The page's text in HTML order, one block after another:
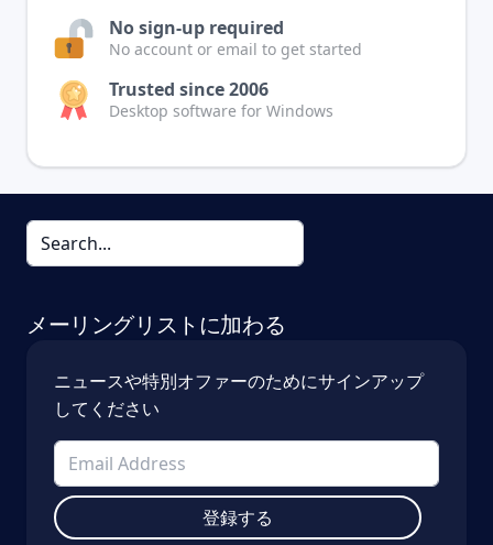
No sign-up required
No account or email to get started
Trusted since 2006
Desktop software for Windows
メーリングリストに加わる
ニュースや特別オファーのためにサインアップ
してください
登録する